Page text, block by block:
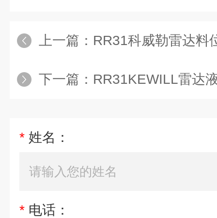
上一篇： RR31科威勒雷达料
下一篇： RR31KEWILL雷达
* 姓名：
* 电话：